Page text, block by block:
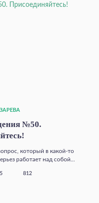
№50.
который в какой‑то
работает над собой...
5 812